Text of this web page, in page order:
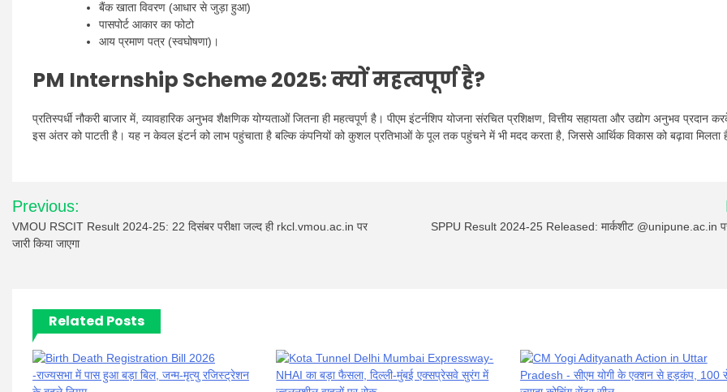
बैंक खाता विवरण (आधार से जुड़ा हुआ)
पासपोर्ट आकार का फोटो
आय प्रमाण पत्र (स्वघोषणा)।
PM Internship Scheme 2025:क्यों महत्वपूर्ण है?
प्रतिस्पर्धी नौकरी बाजार में, व्यावहारिक अनुभव शैक्षणिक योग्यताओं जितना ही महत्वपूर्ण है। पीएम इंटर्नशिप योजना संरचित प्रशिक्षण, वित्तीय सहायता और उद्योग अनुभव प्रदान
इस अंतर को पाटती है। यह न केवल इंटर्न को लाभ पहुंचाता है बल्कि कंपनियों को कुशल प्रतिभाओं के पूल तक पहुंचने में भी मदद करता है, जिससे आर्थिक विकास को बढ़ावा मिलता
Post
navigation
Previous:
VMOU RSCIT Result 2024-25: 22 दिसंबर परीक्षा जल्द ही rkcl.vmou.ac.in पर
जारी किया जाएगा
SPPU Result 2024-25 Released: मार्कशीट @unipune.ac.in
Related Posts